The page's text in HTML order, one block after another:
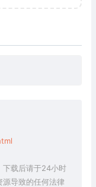
下载后请于24小时
源导致的任何法律